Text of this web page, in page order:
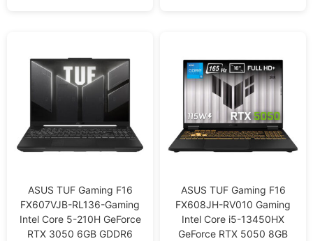
ASUS TUF Gaming F16
FX607VJB-RL136-Gaming
Intel Core 5-210H GeForce
RTX 3050 6GB GDDR6
ASUS TUF Gaming F16
FX608JH-RV010 Gaming
Intel Core i5-13450HX
GeForce RTX 5050 8GB